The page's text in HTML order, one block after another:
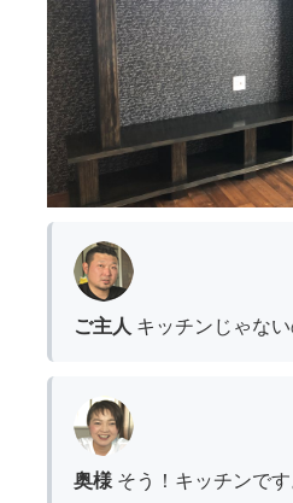
ご主人 キッチンじゃない
奥様 そう！キッチンで